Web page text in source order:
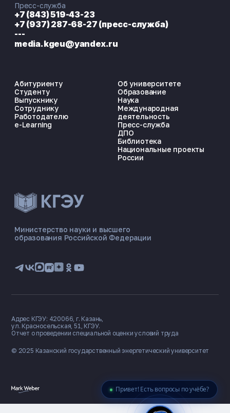
Привет! Есть вопросы по учёбе?
ЭНЕРГОКОД — ПОМОЩНИК КГЭУ
📋 Приёмная комиссия
🏠 Общежитие
Министерство науки и высшего
образования Российской Федерации
Абитуриенту
Студенту
Выпускнику
Сотруднику
Работодателю
e-Learning
Об университете
Образование
Наука
Международная
деятельность
Пресс-служба
ДПО
Библиотека
Национальные проекты
России
Пресс-служба
+7 (843) 519-43-23
+7 (937) 287-68-27 (пресс-служба)
---
media.kgeu@yandex.ru
© 2025 Казанский государственный энергетический университет
Адрес КГЭУ: 420066, г. Казань,
ул. Красносельская, 51, КГЭУ.
Отчет о проведении специальной оценки условий труда